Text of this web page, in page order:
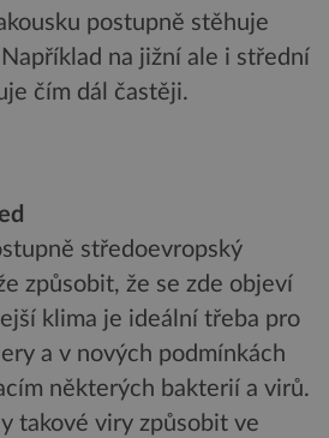
postupně stěhuje
na jižní ale i střední
čím dál častěji.
středoevropský
způsobit, že se zde objeví
klima je ideální třeba pro
a v nových podmínkách
některých bakterií a virů.
takové viry způsobit ve